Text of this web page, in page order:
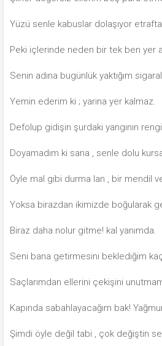
Yüzü senle kabuslar dolaşıyor
Peki içlerinde neden bir tek ben yer
Senin adına bugünlük yaktığım
Yemin ederim ki ; yarına yer kalmaz.
Defolup gidişin şurdaki yangının
Doyamadım ki sana , senle dolu
Öyle mal gibi durma lan , bir mendil
Yoksa birazdan ikimizde boğularak
Biraz daha nolur gitme! kal yanımda.
Seni bana getirmesini beklediğim kaç
Saçlarımdan ellerini çekişini
Kapında sabahlayacağım bak!
Şimdi öyle değil tabi , çok değiştin